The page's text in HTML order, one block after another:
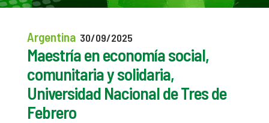
Argentina 30/09/2025
Maestría en economía social,
comunitaria y solidaria,
Universidad Nacional de Tres de
Febrero